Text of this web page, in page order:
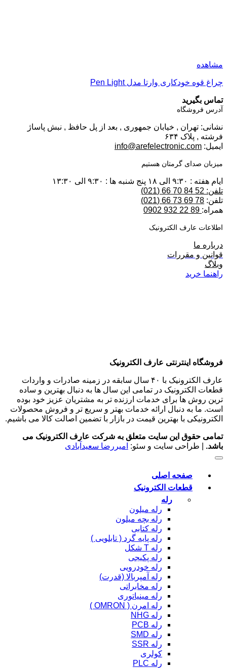
مشاهده
چراغ قوه خودکاری وارتا مدل Pen Light
تماس بگیرید
آدرس فروشگاه
نشانی: تهران , خیابان جمهوری , بعد از پل حافظ , نبش پاساژ
فرشته , پلاک ۶۳۴
ایمیل: info@arefelectronic.com
میزبان صدای گرمتان هستیم
ایام هفته : ۹:۳۰ الی ۱۸ پنج شنبه ها : ۹:۳۰ الی ۱۳:۳۰
تلفن: 52 84 70 66 (021)
تلفن: 78 69 73 66 (021)
همراه:
اطلاعات عارف الکترونیک
درباره ما
قوانین و مقررات
وبلاگ
راهنما خرید
فروشگاه اینترنتی عارف الکترونیک
عارف الکترونیک با ۴۰ سال سابقه در زمینه صادرات و واردات
قطعات الکترونیک در تمامی این سال ها به دنبال بهترین و ساده
ترین روش ها برای خدمات ارزنده تر به مشتریان عزیز خود بوده
است. ما به دنبال ارائه خدمات بهتر و سریع تر و فروش محصولات
الکترونیکی با بهترین قیمت در بازار با تضمین اصالت کالا می باشیم.
تمامی حقوق این سایت متعلق به شرکت عارف الکترونیک می
باشد. | طراحی سایت و سئو: امیررضا سعیدآبادی
صفحه اصلی
قطعات الکترونیک
رله
رله میلون
رله بچه میلون
رله کتابی
رله پایه گرد ( تابلویی )
رله T شکل
رله پکیجی
رله خودرویی
رله آمپربالا (قدرت)
رله مخابراتی
رله مینیاتوری
رله امرن ( OMRON )
رله NHG
رله PCB
رله SMD
رله SSR
کولری
رله PLC